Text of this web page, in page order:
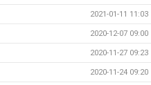
2021-01-11 11:03
2020-12-07 09:00
2020-11-27 09:23
2020-11-24 09:20